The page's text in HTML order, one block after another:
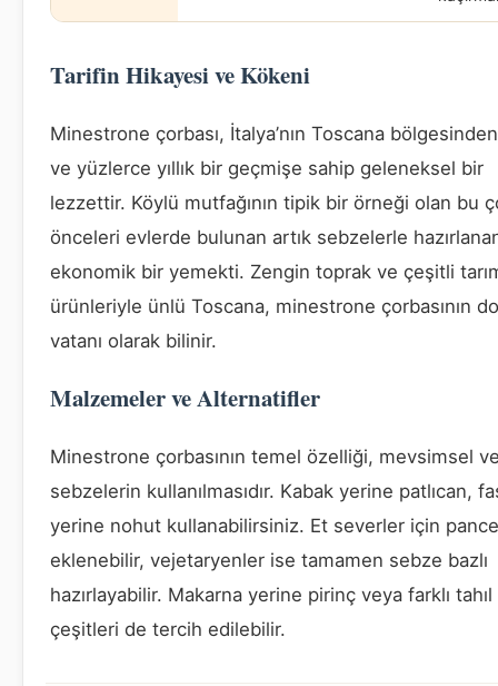
Tarifin Hikayesi ve Kökeni
Minestrone çorbası, İtalya’nın Toscana
ve yüzlerce yıllık bir geçmişe sahip geleneksel bir
lezzettir. Köylü mutfağının tipik bir örneği olan bu
önceleri evlerde bulunan artık sebzelerle
ekonomik bir yemekti. Zengin toprak ve çeşitli
ürünleriyle ünlü Toscana, minestrone çorbasının
vatanı olarak bilinir.
Malzemeler ve Alternatifler
Minestrone çorbasının temel özelliği, mevsimsel
sebzelerin kullanılmasıdır. Kabak yerine patlıcan,
yerine nohut kullanabilirsiniz. Et severler için
eklenebilir, vejetaryenler ise tamamen sebze bazlı
hazırlayabilir. Makarna yerine pirinç veya farklı tahıl
çeşitleri de tercih edilebilir.